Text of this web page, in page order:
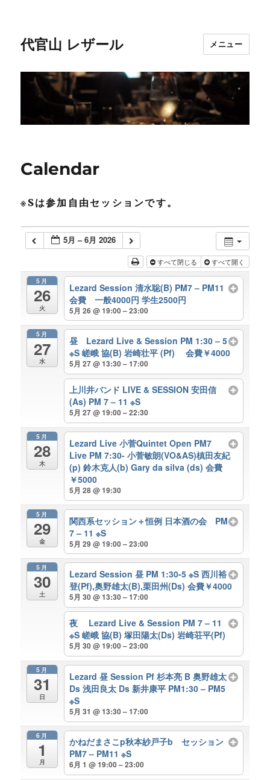
代官山 レザール メニュー
Calendar
※Sは参加自由セッションです。
5月 – 6月 2026
すべて閉じる すべて開く
5月
26
火
Lezard Session 清水聡(B) PM7 – PM11
会費 一般4000円 学生2500円
5月 26 @ 19:00 – 23:00
5月
27
水
昼 Lezard Live & Session PM 1:30 – 5
※S 嵯峨 協(B) 岩崎壮平 (Pf) 会費￥4000
5月 27 @ 13:30 – 17:00
上川井バンド LIVE & SESSION 安田信
(As) PM 7 – 11 ※S
5月 27 @ 19:00 – 22:30
5月
28
木
Lezard Live 小菅Quintet Open PM7
Live PM 7:30- 小菅敏朗(VO&AS)槙田友紀
(p) 鈴木克人(b) Gary da silva (ds) 会費
￥5000
5月 28 @ 19:30
5月
29
金
関西系セッション＋恒例 日本酒の会 PM
7 – 11 ※S
5月 29 @ 19:00 – 23:00
5月
30
土
Lezard Session 昼 PM 1:30-5 ※S 西川裕
登(Pf),奥野雄太(B),栗田州(Ds) 会費￥4000
5月 30 @ 13:30 – 17:00
夜 Lezard Live & Session PM 7 – 11
※S 嵯峨 協(B) 塚田陽太(Ds) 岩崎荘平(Pf)
5月 30 @ 19:00 – 23:00
5月
31
日
Lezard 昼 Session Pf 杉本亮 B 奥野雄太
Ds 浅田良太 Ds 新井康平 PM1:30 – PM5
※S
5月 31 @ 13:30 – 17:00
6月
1
月
かねだまさこp秋本紗戸子b セッション
PM7 – PM11 ※S
6月 1 @ 19:00 – 23:00